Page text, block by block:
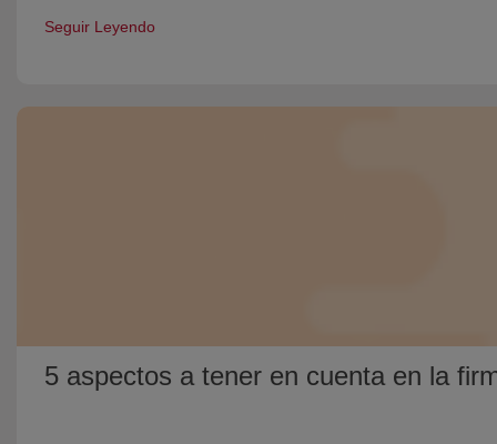
Seguir Leyendo
5 aspectos a tener en cuenta en la